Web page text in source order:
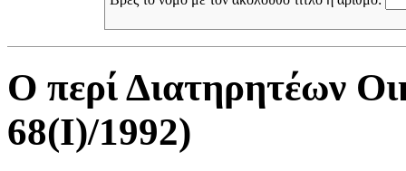
Ο περί Διατηρητέων
68(I)/1992)